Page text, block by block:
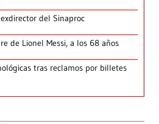
del Sinaproc
de Lionel Messi, a los 68 años
tras reclamos por billetes